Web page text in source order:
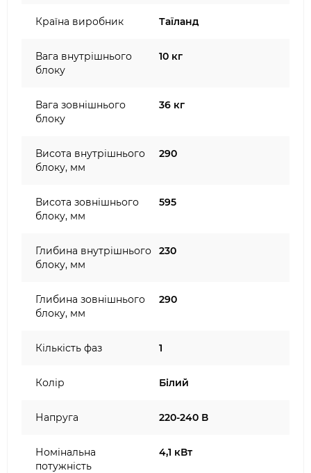
Країна виробник Таїланд
Вага внутрішнього
блоку
10 кг
Вага зовнішнього
блоку
36 кг
Висота внутрішнього
блоку, мм
290
Висота зовнішнього
блоку, мм
595
Глибина внутрішнього
блоку, мм
230
Глибина зовнішнього
блоку, мм
290
Кількість фаз 1
Колір Білий
Напруга 220-240 В
Номінальна
потужність
4,1 кВт